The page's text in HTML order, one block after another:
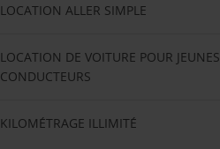
LOCATION ALLER SIMPLE
LOCATION DE VOITURE POUR JEUNES
CONDUCTEURS
KILOMÉTRAGE ILLIMITÉ